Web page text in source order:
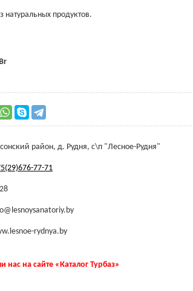
натуральных продуктов.
район, д. Рудня, с\п "Лесное-Рудня"
77-71
rydnya.by
нас на сайте «Каталог Турбаз»